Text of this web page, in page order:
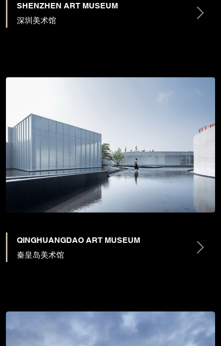
SHENZHEN ART MUSEUM
深圳美术馆
QINGHUANGDAO ART MUSEUM
秦皇岛美术馆